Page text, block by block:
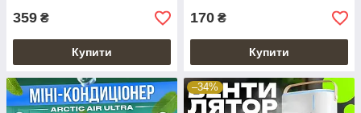
359 ₴
Купити
170 ₴
Купити
–34%